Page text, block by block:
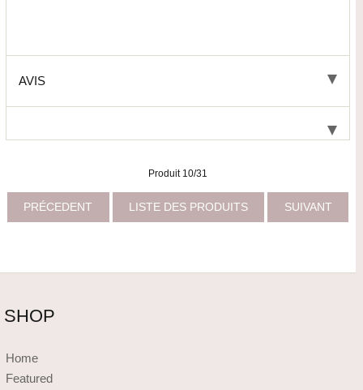
AVIS
Produit 10/31
PRÉCEDENT LISTE DES PRODUITS SUIVANT
SHOP
Home
Featured